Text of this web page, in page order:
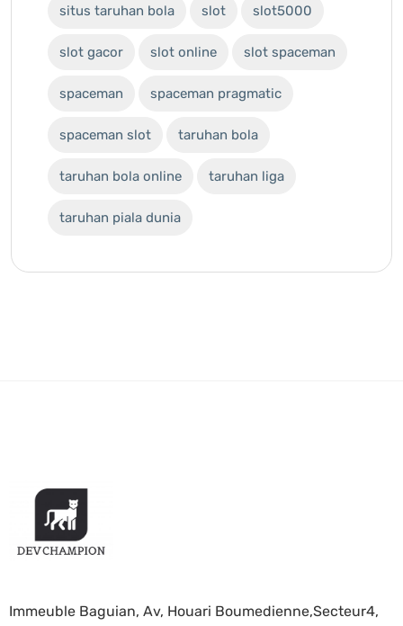
situs taruhan bola slot slot5000
slot gacor slot online slot spaceman
spaceman spaceman pragmatic
spaceman slot taruhan bola
taruhan bola online taruhan liga
taruhan piala dunia
Immeuble Baguian, Av, Houari Boumedienne,Secteur4,